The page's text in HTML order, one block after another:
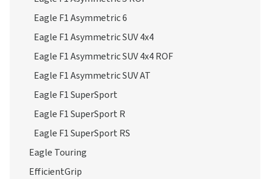
Eagle F1 Asymmetric 6
Eagle F1 Asymmetric SUV 4x4
Eagle F1 Asymmetric SUV 4x4 ROF
Eagle F1 Asymmetric SUV AT
Eagle F1 SuperSport
Eagle F1 SuperSport R
Eagle F1 SuperSport RS
Eagle Touring
EfficientGrip